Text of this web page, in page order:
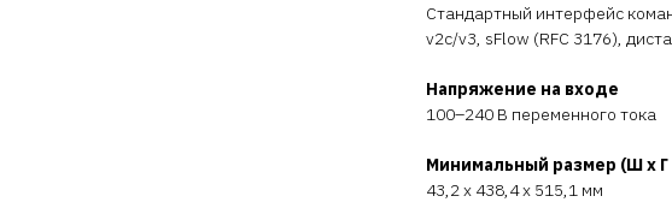
Стандартный интерфейс
v2c/v3, sFlow (RFC 3176),
Напряжение на входе
100–240 В переменного тока
Минимальный размер (Ш x Г
43,2 x 438,4 x 515,1 мм